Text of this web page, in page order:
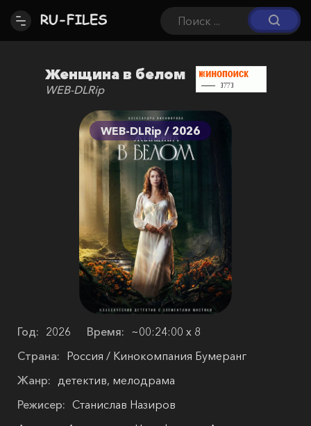
Женщина в белом
WEB-DLRip
WEB-DLRip / 2026
Год: 2026 Время: ~00:24:00 х 8
Страна: Россия / Кинокомпания Бумеранг
Жанр: детектив, мелодрама
Режисер: Станислав Назиров